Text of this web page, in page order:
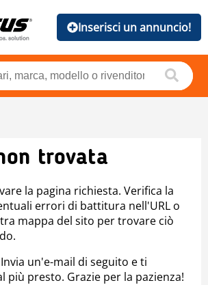
Inserisci un annuncio!
trovata
la pagina richiesta. Verifica la
errori di battitura nell'URL o
mappa del sito per trovare ciò
un'e-mail di seguito e ti
più presto. Grazie per la pazienza!